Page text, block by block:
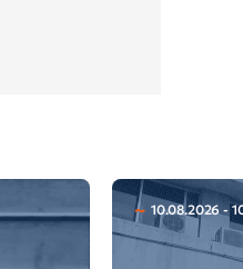
10.08.2026 -